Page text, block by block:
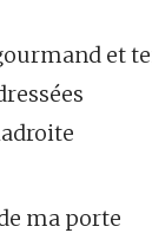
et
ma porte